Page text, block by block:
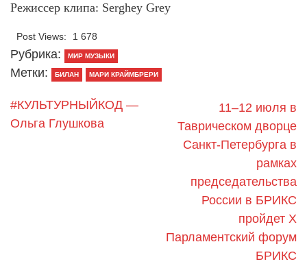
Режиссер клипа: Serghey Grey
Post Views: 1 678
Рубрика: МИР МУЗЫКИ
Метки: БИЛАН МАРИ КРАЙМБРЕРИ
#КУЛЬТУРНЫЙКОД —
Ольга Глушкова
11–12 июля в
Таврическом дворце
Санкт-Петербурга в
рамках
председательства
России в БРИКС
пройдет X
Парламентский форум
БРИКС